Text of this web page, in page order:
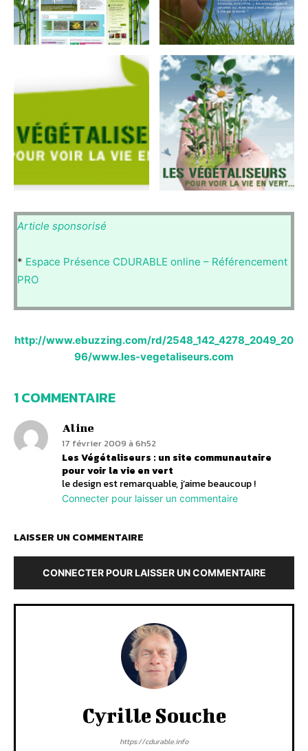
Article sponsorisé
* Espace Présence CDURABLE online – Référencement
PRO
http://www.ebuzzing.com/rd/2548_142_4278_2049_20
96/www.les-vegetaliseurs.com
1 COMMENTAIRE
Aline
17 février 2009 à 6h52
Les Végétaliseurs : un site communautaire
pour voir la vie en vert
le design est remarquable, j’aime beaucoup !
Connecter pour laisser un commentaire
LAISSER UN COMMENTAIRE
CONNECTER POUR LAISSER UN COMMENTAIRE
Cyrille Souche
https://cdurable.info